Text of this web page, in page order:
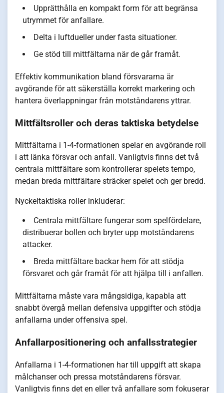
Upprätthålla en kompakt form för att begränsa
utrymmet för anfallare.
Delta i luftdueller under fasta situationer.
Ge stöd till mittfältarna när de går framåt.
Effektiv kommunikation bland försvararna är
avgörande för att säkerställa korrekt markering och
hantera överlappningar från motståndarens yttrar.
Mittfältsroller och deras taktiska betydelse
Mittfältarna i 1-4-formationen spelar en avgörande roll
i att länka försvar och anfall. Vanligtvis finns det två
centrala mittfältare som kontrollerar spelets tempo,
medan breda mittfältare sträcker spelet och ger bredd.
Nyckeltaktiska roller inkluderar:
Centrala mittfältare fungerar som spelfördelare,
distribuerar bollen och bryter upp motståndarens
attacker.
Breda mittfältare backar hem för att stödja
försvaret och går framåt för att hjälpa till i anfallen.
Mittfältarna måste vara mångsidiga, kapabla att
snabbt övergå mellan defensiva uppgifter och stödja
anfallarna under offensiva spel.
Anfallarpositionering och anfallsstrategier
Anfallarna i 1-4-formationen har till uppgift att skapa
målchanser och pressa motståndarens försvar.
Vanligtvis finns det en eller två anfallare som fokuserar